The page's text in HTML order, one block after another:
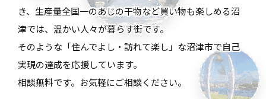
き、生産量全国一のあじの干物など買い物も楽しめる沼
津では、温かい人々が暮らす街です。
そのような「住んでよし・訪れて楽し」な沼津市で自己
実現の達成を応援しています。
相談無料です。お気軽にご相談ください。